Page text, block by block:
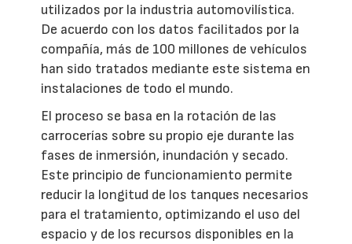
utilizados por la industria automovilística.
De acuerdo con los datos facilitados por la
compañía, más de 100 millones de vehículos
han sido tratados mediante este sistema en
instalaciones de todo el mundo.
El proceso se basa en la rotación de las
carrocerías sobre su propio eje durante las
fases de inmersión, inundación y secado.
Este principio de funcionamiento permite
reducir la longitud de los tanques necesarios
para el tratamiento, optimizando el uso del
espacio y de los recursos disponibles en la